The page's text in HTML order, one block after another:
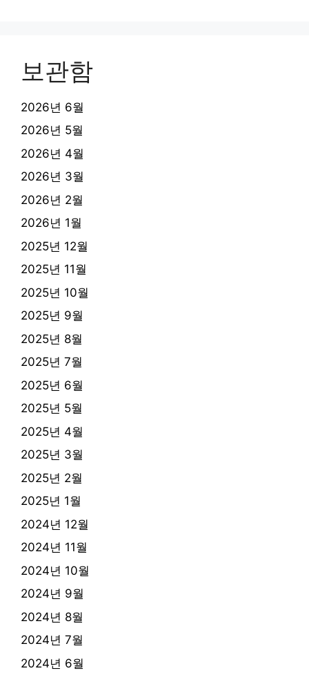
보관함
2026년 6월
2026년 5월
2026년 4월
2026년 3월
2026년 2월
2026년 1월
2025년 12월
2025년 11월
2025년 10월
2025년 9월
2025년 8월
2025년 7월
2025년 6월
2025년 5월
2025년 4월
2025년 3월
2025년 2월
2025년 1월
2024년 12월
2024년 11월
2024년 10월
2024년 9월
2024년 8월
2024년 7월
2024년 6월